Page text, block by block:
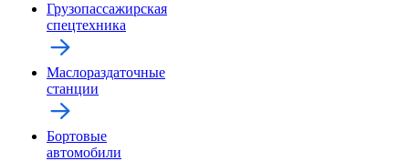
Грузопассажирская
спецтехника
Маслораздаточные
станции
Бортовые
автомобили